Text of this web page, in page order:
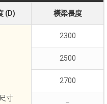
(D) 橫梁長度
寸
2300
2500
2700